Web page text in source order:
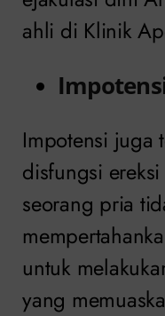
ahli di Klinik
Impotensi juga
disfungsi
seorang pria
untuk
yang